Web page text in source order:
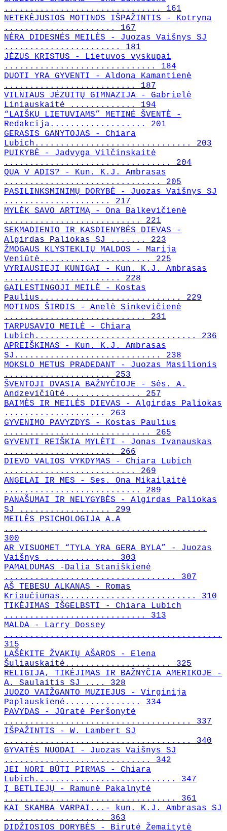
............................... 161
NETEKĖJUSIOS MOTINOS IŠPAŽINTIS - Kotryna
...................... 167
NĖRA DIDESNĖS MEILĖS - Juozas Vaišnys SJ
....................... 181
JĖZUS KRISTUS - Lietuvos vyskupai
.............................. 184
DUOTI YRA GYVENTI - Aldona Kamantienė
.......................... 187
VILNIAUS JĖZUITŲ GIMNAZIJA - Gabrielė
Liniauskaitė ............. 194
“LAIŠKŲ LIETUVIAMS” METINĖ ŠVENTĖ -
Redakcija................... 201
GERASIS GANYTOJAS - Chiara
Lubich............................... 203
PUIKYBĖ - Jadvyga Vilčinskaitė
................................. 204
QUA V ADIS? - Kun. K.J. Ambrasas
............................... 205
PASILINKSMINIMŲ DORYBĖ - Juozas Vaišnys SJ
..................... 217
MYLĖK SAVO ARTIMĄ - Ona Balkevičienė
........................... 221
SEKMADIENIO IR KASDIENYBĖS DIEVAS -
Algirdas Paliokas SJ ....... 223
ŽMOGAUS KLYSTEKLIŲ MALDOS - Marija
Veniūtė...................... 225
VYRIAUSIEJI KUNIGAI - Kun. K.J. Ambrasas
....................... 228
GAILESTINGOJI MEILĖ - Kostas
Paulius............................ 229
MOTINOS ŠIRDIS - Anelė Sinkevičienė
............................ 231
TARPUSAVIO MEILĖ - Chiara
Lubich................................ 236
APREIŠKIMAS - Kun. K.J. Ambrasas
SJ............................. 238
MOKSLO METUS PRADEDANT - Juozas Masilionis
..................... 253
ŠVENTOJI DVASIA BAŽNYČIOJE - Sės. A.
Andzevičiūtė............... 257
BAIMĖS IR MEILĖS DIEVAS - Algirdas Paliokas
.................... 263
GYVENIMO PAVYZDYS - Kostas Paulius
............................. 265
GYVENTI REIŠKIA MYLĖTI - Jonas Ivanauskas
...................... 266
DIEVO VALIOS VYKDYMAS - Chiara Lubich
.......................... 269
ANGELAI IR MES - Ses. Ona Mikailaitė
........................... 289
PANAŠUMAI IR NELYGYBĖS - Algirdas Paliokas
SJ .................. 299
MEILĖS PSICHOLOGIJA A.A
........................................
300
AR VISUOMET “TYLA YRA GERA BYLA” - Juozas
Vaišnys .............. 303
PAMALDUMAS -Dalia Staniškienė
.................................. 307
AŠ TEBESU ALKANAS - Romas
Kriaučiūnas........................... 310
TIKĖJIMAS IŠGELBSTI - Chiara Lubich
............................ 313
MALDA - Larry Dossey
...........................................
315
LAŠĖKITE ŽVAKIŲ AŠAROS - Elena
Šuliauskaitė..................... 325
RELIGIJA, TIKĖJIMAS IR BAŽNYČIA AMERIKOJE -
A. Saulaitis SJ .... 328
JUOZO VAIŽGANTO MUZIEJUS - Virginija
Paplauskienė............... 334
PAVYDAS - Jūratė Peršonytė
..................................... 337
IŠPAŽINTIS - W. Lambert SJ
..................................... 340
GYVATĖS NUODAI - Juozas Vaišnys SJ
............................. 342
JEI NORI BŪTI PIRMAS - Chiara
Lubich............................ 347
Į BETLIEJŲ - Ramunė Pakalnytė
.................................. 361
KAI SKAMBA VARPAI...- kun. K.J. Ambrasas SJ
.................... 363
DIDŽIOSIOS DORYBĖS - Birutė Žemaitytė